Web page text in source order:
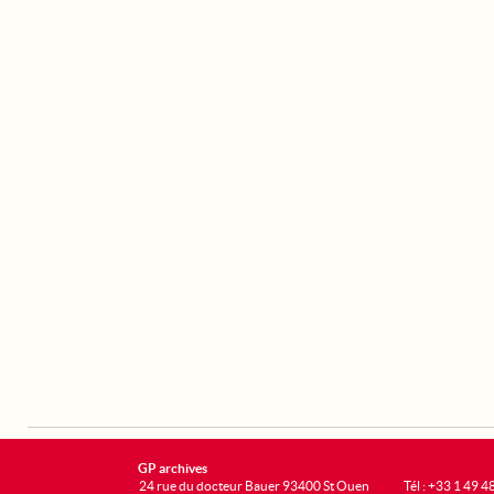
GP archives
24 rue du docteur Bauer 93400 St Ouen
Tél : +33 1 49